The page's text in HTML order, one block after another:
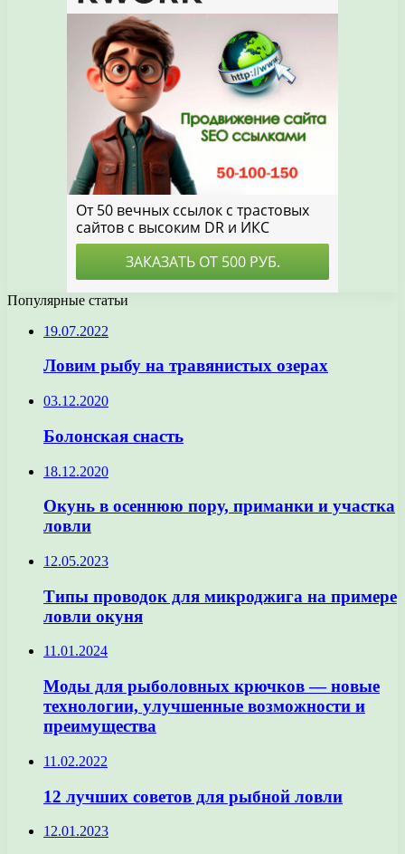
Популярные статьи
19.07.2022
Ловим рыбу на травянистых озерах
03.12.2020
Болонская снасть
18.12.2020
Окунь в осеннюю пору, приманки и участка
ловли
12.05.2023
Типы проводок для микроджига на примере
ловли окуня
11.01.2024
Моды для рыболовных крючков — новые
технологии, улучшенные возможности и
преимущества
11.02.2022
12 лучших советов для рыбной ловли
12.01.2023